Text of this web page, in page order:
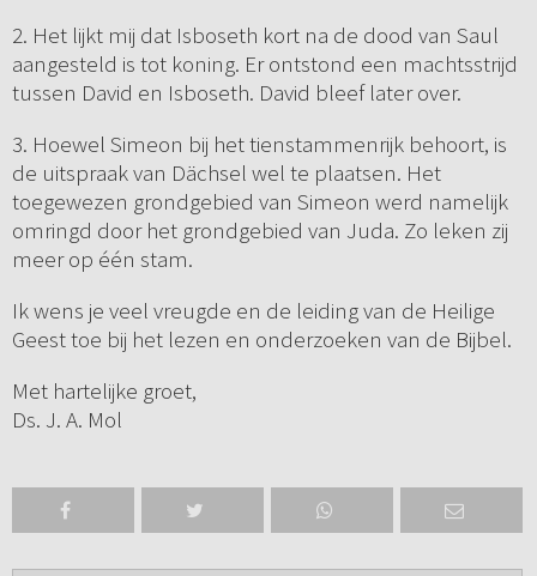
2. Het lijkt mij dat Isboseth kort na de dood van Saul
aangesteld is tot koning. Er ontstond een machtsstrijd
tussen David en Isboseth. David bleef later over.
3. Hoewel Simeon bij het tienstammenrijk behoort, is
de uitspraak van Dächsel wel te plaatsen. Het
toegewezen grondgebied van Simeon werd namelijk
omringd door het grondgebied van Juda. Zo leken zij
meer op één stam.
Ik wens je veel vreugde en de leiding van de Heilige
Geest toe bij het lezen en onderzoeken van de Bijbel.
Met hartelijke groet,
Ds. J. A. Mol